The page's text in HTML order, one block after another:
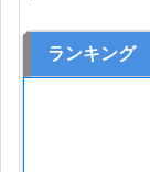
ランキング